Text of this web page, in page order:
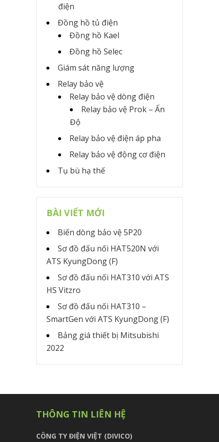
điện
Đồng hồ tủ điện
Đồng hồ Kael
Đồng hồ Selec
Giám sát năng lượng
Relay bảo vệ
Relay bảo vệ dòng điện
Relay bảo vệ Prok – Ấn
Độ
Relay bảo vệ điện áp pha
Relay bảo vệ động cơ điện
Tụ bù hạ thế
BÀI VIẾT MỚI
Biến dòng bảo vệ 5P20
Sơ đồ đấu nối HAT520N với
ATS KyungDong (F)
Sơ đồ đấu nối HAT310 với ATS
HS Vitzro
Sơ đồ đấu nối HAT310 –
SmartGen với ATS KyungDong (F)
Bảng giá thiết bị Mitsubishi
2022
THÔNG TIN LIÊN HỆ
CÔNG TY ĐIỆN VIỆT (DIVICO)